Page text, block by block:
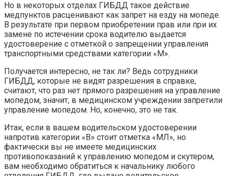
Но в некоторых отделах ГИБДД такое действие
медпунктов расценивают как запрет на езду на мопеде.
В результате при первом приобретении прав или при их
замене по истечении срока водителю выдается
удостоверение с отметкой о запрещении управления
транспортными средствами категории «М».
Получается интересно, не так ли? Ведь сотрудники
ГИБДД, которые не видят разрешения в справке,
считают, что раз нет прямого разрешения на управление
мопедом, значит, в медицинском учреждении запретили
управление мопедом. Но, конечно, это не так.
Итак, если в вашем водительском удостоверении
напротив категории «В» стоит отметка «МЛ», но
фактически вы не имеете медицинских
противопоказаний к управлению мопедом и скутером,
вам необходимо обратиться к начальнику любого